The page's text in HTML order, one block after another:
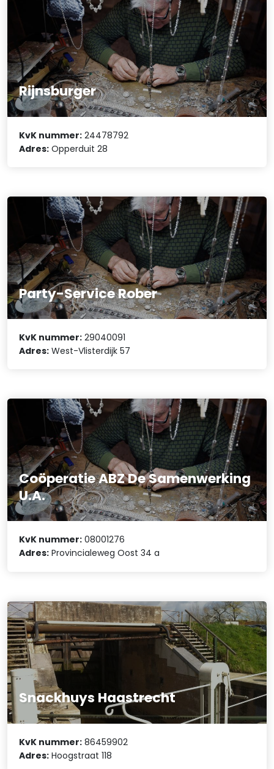
Rijnsburger
KvK nummer: 24478792
Adres: Opperduit 28
Party-Service Rober
KvK nummer: 29040091
Adres: West-Vlisterdijk 57
Coöperatie ABZ De Samenwerking
U.A.
KvK nummer: 08001276
Adres: Provincialeweg Oost 34 a
Snackhuys Haastrecht
KvK nummer: 86459902
Adres: Hoogstraat 118